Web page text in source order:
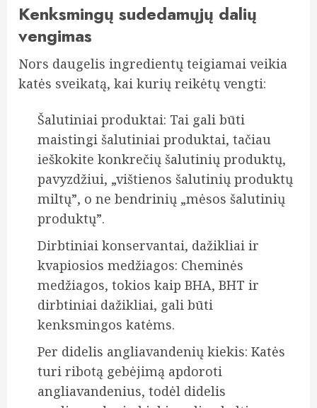
Kenksmingų sudedamųjų dalių
vengimas
Nors daugelis ingredientų teigiamai veikia
katės sveikatą, kai kurių reikėtų vengti:
Šalutiniai produktai: Tai gali būti
maistingi šalutiniai produktai, tačiau
ieškokite konkrečių šalutinių produktų,
pavyzdžiui, „vištienos šalutinių produktų
miltų”, o ne bendrinių „mėsos šalutinių
produktų”.
Dirbtiniai konservantai, dažikliai ir
kvapiosios medžiagos: Cheminės
medžiagos, tokios kaip BHA, BHT ir
dirbtiniai dažikliai, gali būti
kenksmingos katėms.
Per didelis angliavandenių kiekis: Katės
turi ribotą gebėjimą apdoroti
angliavandenius, todėl didelis